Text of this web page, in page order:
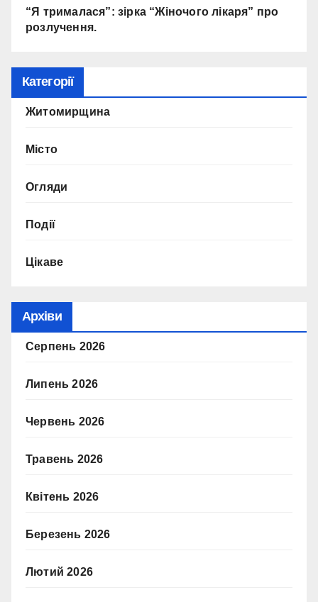
т
у
н
і
с
т
ц
н
р
м
т
а
.
“Я трималася”: зірка “Жіночого лікаря” про
розлучення.
Категорії
Житомирщина
Місто
Огляди
Події
Цікаве
Архіви
Серпень 2026
Липень 2026
Червень 2026
Травень 2026
Квітень 2026
Березень 2026
Лютий 2026